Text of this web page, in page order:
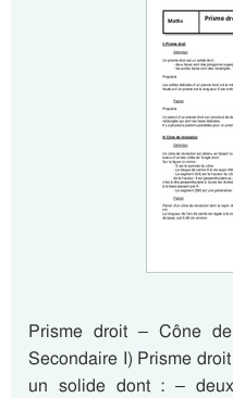
Prisme droit – Cône
Secondaire I) Prisme
un solide dont : –